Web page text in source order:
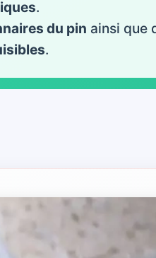
.
du pin ainsi que
.